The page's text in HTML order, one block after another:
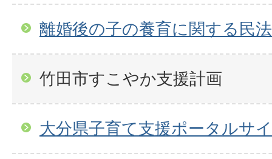
離婚後の子の養育に関する民
竹田市すこやか支援計画
大分県子育て支援ポータルサ